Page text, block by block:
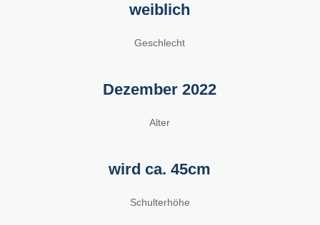
weiblich
Geschlecht
Dezember 2022
Alter
wird ca. 45cm
Schulterhöhe